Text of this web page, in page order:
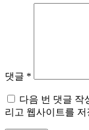
댓글 *
다음 번 댓글 작
리고 웹사이트를 저